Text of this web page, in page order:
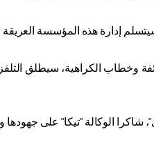
إدارة هذه المؤسسة العريقة
وخطاب الكراهية، سيطلق
شاكرا الوكالة "تيكا" على جهودها